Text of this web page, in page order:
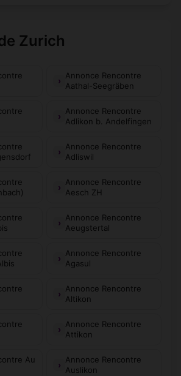
Zurich
Annonce Rencontre
Aathal-Seegräben
Annonce Rencontre
Adlikon b. Andelfingen
Annonce Rencontre
Adliswil
Annonce Rencontre
Aesch ZH
Annonce Rencontre
Aeugstertal
Annonce Rencontre
Agasul
Annonce Rencontre
Altikon
Annonce Rencontre
Attikon
Au
Annonce Rencontre
Auslikon